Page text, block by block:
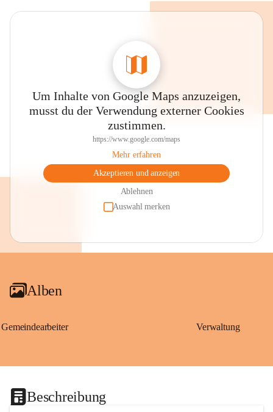
Um Inhalte von Google Maps anzuzeigen,
musst du der Verwendung externer Cookies
zustimmen.
https://www.google.com/maps
Mehr erfahren
Akzeptieren und anzeigen
Ablehnen
Auswahl merken
Alben
Gemeindearbeiter Verwaltung
Beschreibung